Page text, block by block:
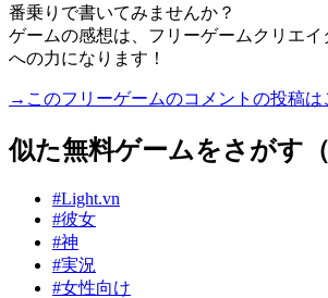
番乗りで書いてみませんか？
ゲームの感想は、フリーゲームクリエ
への力になります！
→このフリーゲームのコメントの投稿は
似た無料ゲームをさがす（
#Light.vn
#彼女
#神
#実況
#女性向け